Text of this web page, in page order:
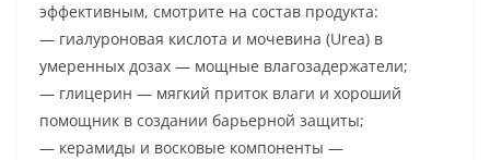
эффективным, смотрите на состав продукта:
— гиалуроновая кислота и мочевина (Urea) в
умеренных дозах — мощные влагозадержатели;
— глицерин — мягкий приток влаги и хороший
помощник в создании барьерной защиты;
— керамиды и восковые компоненты —